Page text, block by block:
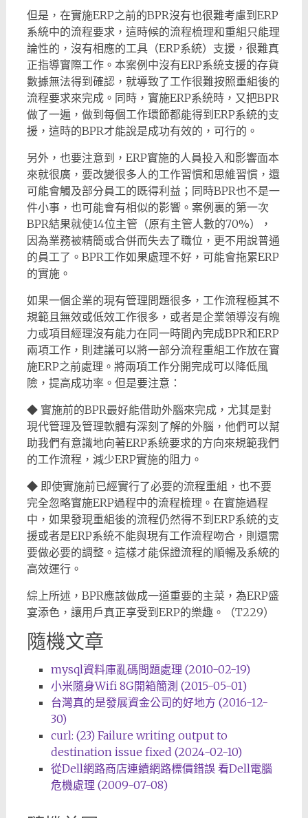
但是，在實施ERP之前的BPR沒有也很難考慮到ERP
系統中的流程要求，這時候的流程梳理和重組只能理
論性的，沒有相應的工具（ERP系統）支援，很難真
正指導實際工作。本案例中沒有ERP系統支援的存貨
數據無法得到確認，就導致了工作很難按照重組後的
流程要求來完成。同時，實施ERP系統時，又把BPR
做了一遍，做到每個工作環節都能得到ERP系統的支
援，這時的BPR才能說是成功有效的，可行的。
另外，也要注意到，ERP實施的人員投入和影響面本
來就很廣，要改變很多人的工作習慣和思維習慣，還
可能會觸及部分員工的既得利益；同時BPR也不是一
件小事，也可能會有相似的影響。案例裏的第一次
BPR結果就使14位主管（原有主管人數的70%），
因為業務被精簡或合併而失去了職位，更不用說普通
的員工了。BPR工作如果處理不好，可能會拖累ERP
的實施。
如果一個企業的現有管理問題很多，工作流程極其不
規範且無效或低效工作很多，或者是企業領導沒有魄
力或項目經理沒有能力在同一時間內完成BPR和ERP
兩項工作，則建議可以將一部分流程重組工作放在實
施ERP之前處理。將兩項工作分開完成可以降低風
險，提高成功率。但是要注意：
◆ 實施前的BPR最好能借助外腦來完成，尤其是對
現代管理及管理軟體有深刻了解的外腦，他們可以幫
助我們有意識地向著ERP系統要求的方向來規範我們
的工作流程，減少ERP實施的阻力。
◆ 即使實施前已經實行了必要的流程重組，也不要
完全忽略實施ERP過程中的流程梳理。在實施過程
中，如果發現重組後的流程仍然得不到ERP系統的支
援或者是ERP系統不能與現有工作流程吻合，則還需
要做必要的調整。這樣才能保證流程的順暢及系統的
高效運行。
綜上所述，BPR應該做成一道重要的主菜，為ERP盛
宴添色，讓用戶真正享受到ERP的樂趣。（T229）
隨機文章
mysql資料庫亂碼問題處理 (2010-02-19)
小米隨身Wifi 8G開箱簡測 (2015-05-01)
台灣真的是發展資金公司的好地方 (2016-12-
30)
curl: (23) Failure writing output to
destination issue fixed (2024-02-10)
從Dell網路商店連續網路標價錯誤 看Dell電腦
危機處理 (2009-07-08)